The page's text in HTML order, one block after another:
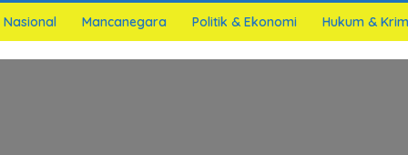
Nasional Mancanegara Politik & Ekonomi Hukum &